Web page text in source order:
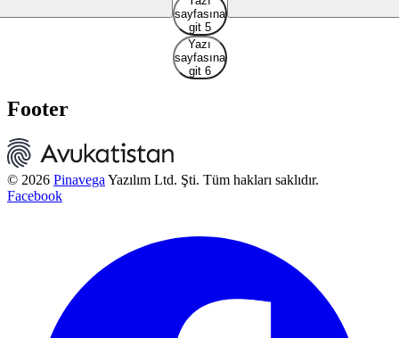
sayfasına
git 5
Yazı
sayfasına
git 6
Footer
© 2026 PinavegaYazılım Ltd. Şti. Tüm hakları saklıdır.
Facebook